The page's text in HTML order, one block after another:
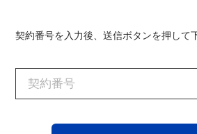
契約番号を入力後、送信ボタンを押して